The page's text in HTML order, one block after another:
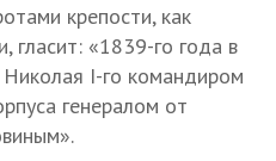
крепости, как
гласит: «1839-го года в
I-го командиром
генералом от